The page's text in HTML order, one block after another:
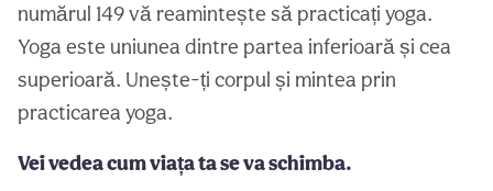
numărul 149 vă reamintește să practicați yoga.
Yoga este uniunea dintre partea inferioară și cea
superioară. Unește-ți corpul și mintea prin
practicarea yoga.
Vei vedea cum viața ta se va schimba.